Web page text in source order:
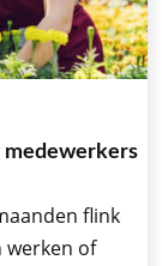
medewerkers
flink
werken of